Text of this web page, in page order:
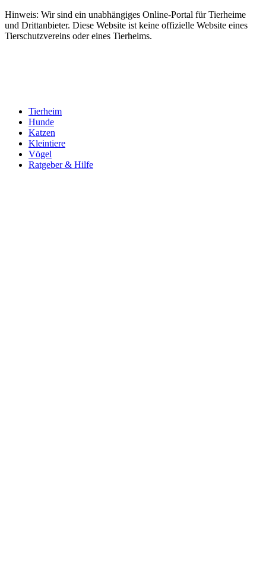
Hinweis: Wir sind ein unabhängiges Online-Portal für Tierheime
und Drittanbieter. Diese Website ist keine offizielle Website eines
Tierschutzvereins oder eines Tierheims.
Tierheim
Hunde
Katzen
Kleintiere
Vögel
Ratgeber & Hilfe